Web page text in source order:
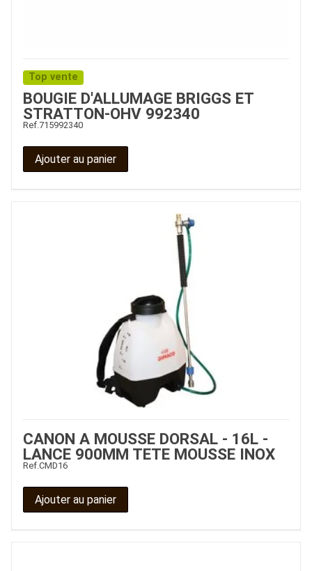
Top vente
BOUGIE D'ALLUMAGE BRIGGS ET
STRATTON-OHV 992340
Ref. 715992340
Ajouter au panier
CANON A MOUSSE DORSAL - 16L -
LANCE 900MM TETE MOUSSE INOX
Ref. CMD16
Ajouter au panier